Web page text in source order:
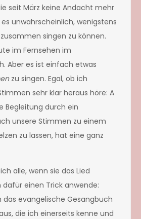
seit März keine Andacht mehr
unwahrscheinlich, wenigstens
singen zu können.
im Fernsehen im
Aber es ist einfach etwas
zu singen. Egal, ob ich
sehr klar heraus höre: A
Begleitung durch ein
unsere Stimmen zu einem
zu lassen, hat eine ganz
alle, wenn sie das Lied
dafür einen Trick anwende:
evangelische Gesangbuch
die ich einerseits kenne und